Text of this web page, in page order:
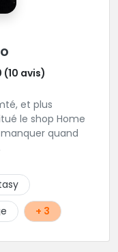
avis)
et plus
le shop Home
quand
+ 3